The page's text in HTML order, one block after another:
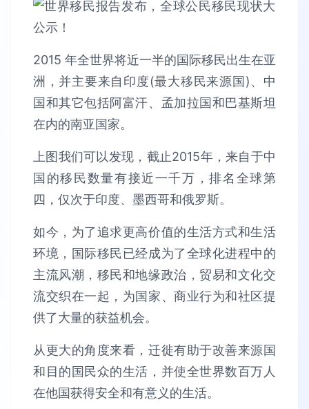
2015 年全世界将近一半的国际移民出生在亚
洲，并主要来自印度(最大移民来源国)、中
国和其它包括阿富汗、孟加拉国和巴基斯坦
在内的南亚国家。
上图我们可以发现，截止2015年，来自于中
国的移民数量有接近一千万，排名全球第
四，仅次于印度、墨西哥和俄罗斯。
如今，为了追求更高价值的生活方式和生活
环境，国际移民已经成为了全球化进程中的
主流风潮，移民和地缘政治，贸易和文化交
流交织在一起，为国家、商业行为和社区提
供了大量的获益机会。
从更大的角度来看，迁徙有助于改善来源国
和目的国民众的生活，并使全世界数百万人
在他国获得安全和有意义的生活。